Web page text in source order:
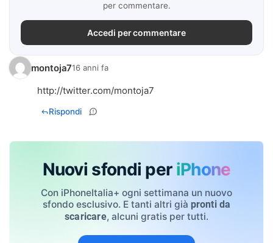
per commentare.
Accedi per commentare
montoja716 anni fa
http://twitter.com/montoja7
Rispondi
Nuovi sfondi per iPhone
Con iPhoneItalia+ ogni settimana un nuovo
sfondo esclusivo. E tanti altri già pronti da
scaricare, alcuni gratis per tutti.